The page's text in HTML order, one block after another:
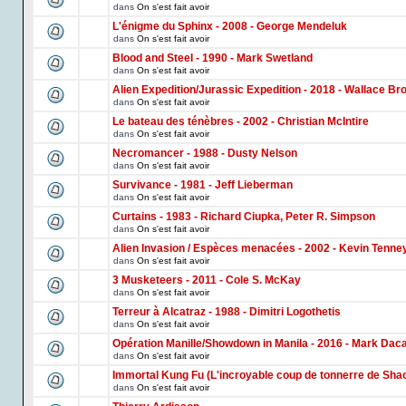
dans On s'est fait avoir
L'énigme du Sphinx - 2008 - George Mendeluk
dans On s'est fait avoir
Blood and Steel - 1990 - Mark Swetland
dans On s'est fait avoir
Alien Expedition/Jurassic Expedition - 2018 - Wallace
dans On s'est fait avoir
Le bateau des ténèbres - 2002 - Christian McIntire
dans On s'est fait avoir
Necromancer - 1988 - Dusty Nelson
dans On s'est fait avoir
Survivance - 1981 - Jeff Lieberman
dans On s'est fait avoir
Curtains - 1983 - Richard Ciupka, Peter R. Simpson
dans On s'est fait avoir
Alien Invasion / Espèces menacées - 2002 - Kevin
dans On s'est fait avoir
3 Musketeers - 2011 - Cole S. McKay
dans On s'est fait avoir
Terreur à Alcatraz - 1988 - Dimitri Logothetis
dans On s'est fait avoir
Opération Manille/Showdown in Manila - 2016 - Mark
dans On s'est fait avoir
Immortal Kung Fu (L'incroyable coup de tonnerre de
dans On s'est fait avoir